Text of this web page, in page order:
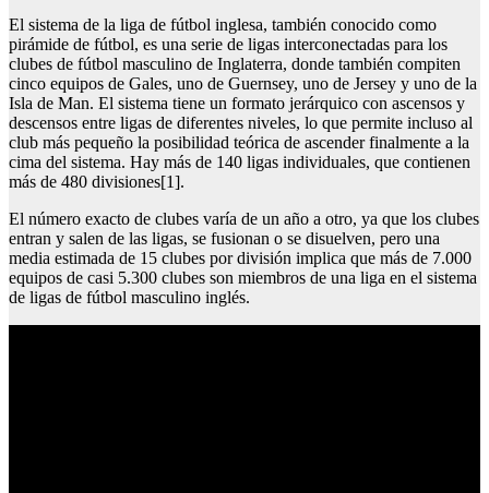
El sistema de la liga de fútbol inglesa, también conocido como
pirámide de fútbol, es una serie de ligas interconectadas para los
clubes de fútbol masculino de Inglaterra, donde también compiten
cinco equipos de Gales, uno de Guernsey, uno de Jersey y uno de la
Isla de Man. El sistema tiene un formato jerárquico con ascensos y
descensos entre ligas de diferentes niveles, lo que permite incluso al
club más pequeño la posibilidad teórica de ascender finalmente a la
cima del sistema. Hay más de 140 ligas individuales, que contienen
más de 480 divisiones[1].
El número exacto de clubes varía de un año a otro, ya que los clubes
entran y salen de las ligas, se fusionan o se disuelven, pero una
media estimada de 15 clubes por división implica que más de 7.000
equipos de casi 5.300 clubes son miembros de una liga en el sistema
de ligas de fútbol masculino inglés.